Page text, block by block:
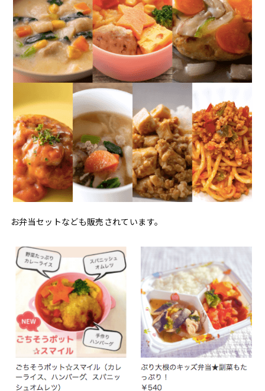
お弁当セットなども販売されています。